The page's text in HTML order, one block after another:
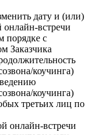
дату и (или)
встречи
порядке с
Заказчика
коучинга)
коучинга)
третьих лиц по
онлайн-встречи